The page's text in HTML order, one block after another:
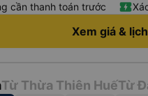
cần thanh toán trước
Xem giá &
Từ Thừa Thiên HuếTừ